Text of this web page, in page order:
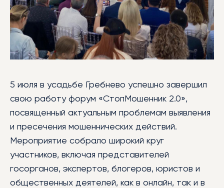
БЛАГОТВОРИТЕЛЬНОСТЬ
КОНТАКТЫ
5 июля в усадьбе Гребнево успешно завершил
свою работу форум «СтопМошенник 2.0»,
посвященный актуальным проблемам выявления
и пресечения мошеннических действий.
Мероприятие собрало широкий круг
участников, включая представителей
госорганов, экспертов, блогеров, юристов и
общественных деятелей, как в онлайн, так и в